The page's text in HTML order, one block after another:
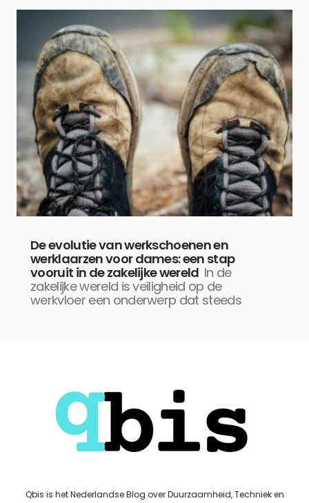
De evolutie van werkschoenen en
werklaarzen voor dames: een stap
vooruit in de zakelijke wereld In de
zakelijke wereld is veiligheid op de
werkvloer een onderwerp dat steeds
Qbis is het Nederlandse Blog over Duurzaamheid, Techniek en